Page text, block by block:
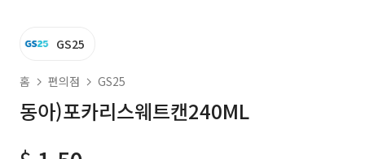
GS25
홈 편의점 GS25
동아)포카리스웨트캔240ML